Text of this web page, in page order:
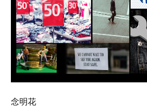
念明花